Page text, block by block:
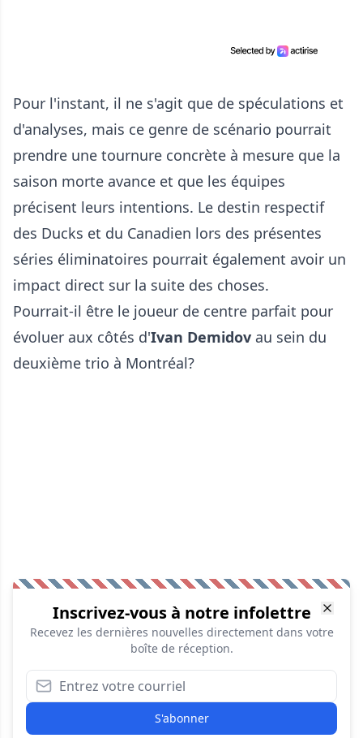
Pour l'instant, il ne s'agit que de spéculations et
d'analyses, mais ce genre de scénario pourrait
prendre une tournure concrète à mesure que la
saison morte avance et que les équipes
précisent leurs intentions. Le destin respectif
des Ducks et du Canadien lors des présentes
séries éliminatoires pourrait également avoir un
impact direct sur la suite des choses.
Pourrait-il être le joueur de centre parfait pour
évoluer aux côtés d'Ivan Demidov au sein du
deuxième trio à Montréal?
Inscrivez-vous à notre infolettre
Recevez les dernières nouvelles directement dans votre
boîte de réception.
S'abonner